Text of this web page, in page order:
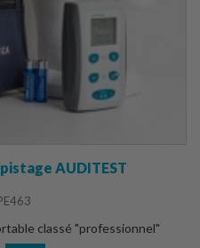
AUDITEST
classé "professionnel"